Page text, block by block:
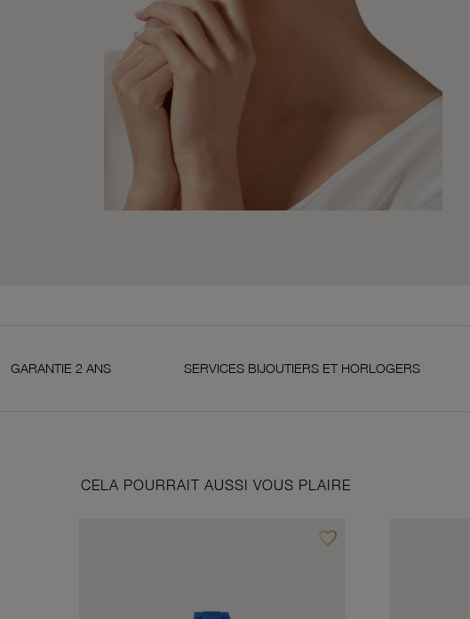
SERVICES BIJOUTIERS ET HORLOGERS SATISFAIT
CELA POURRAIT AUSSI VOUS PLAIRE
favorite_borderAjouter à vos favoris